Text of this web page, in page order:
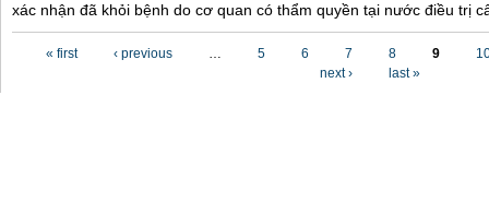
xác nhận đã khỏi bệnh do cơ quan có thẩm quyền tại nước điều trị
« first ‹ previous … 5 6 7 8 9
next ›
last »